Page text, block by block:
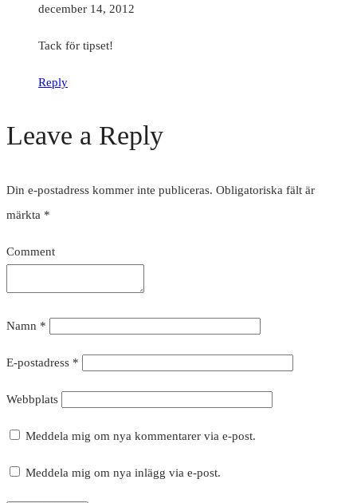
december 14, 2012
Tack för tipset!
Reply
Leave a Reply
Din e-postadress kommer inte publiceras. Obligatoriska fält är
märkta *
Comment
Namn *
E-postadress *
Webbplats
Meddela mig om nya kommentarer via e-post.
Meddela mig om nya inlägg via e-post.